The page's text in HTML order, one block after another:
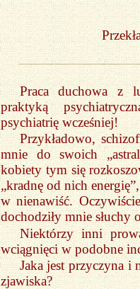
Praca duchowa z
praktyką
psychiatrię wcześniej!
Przykładowo,
mnie do swoich
kobiety tym się
„kradnę od nich
w nienawiść.
dochodziły mnie słuchy
Niektórzy inni
wciągnięci w podobne
Jaka jest przyczyna i
zjawiska?